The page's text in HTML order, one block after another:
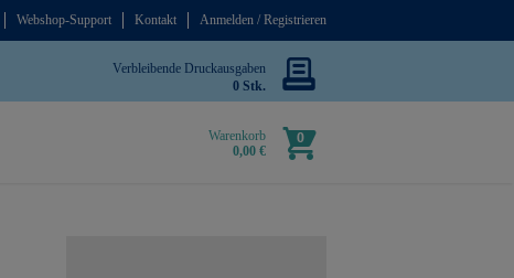
Webshop-Support Kontakt Anmelden / Registrieren
Verbleibende Druckausgaben
0 Stk.
Warenkorb
0,00 €
0